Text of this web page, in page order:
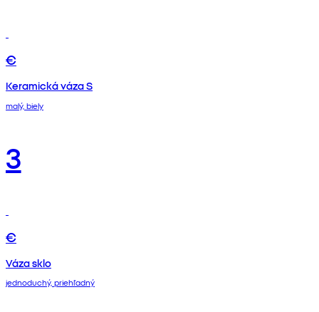
€
Keramická váza S
malý, biely
3
€
Váza sklo
jednoduchý, priehľadný